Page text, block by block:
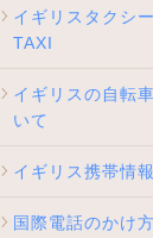
イギリスタクシ
TAXI
イギリスの自転
いて
イギリス携帯情報
国際電話のかけ方